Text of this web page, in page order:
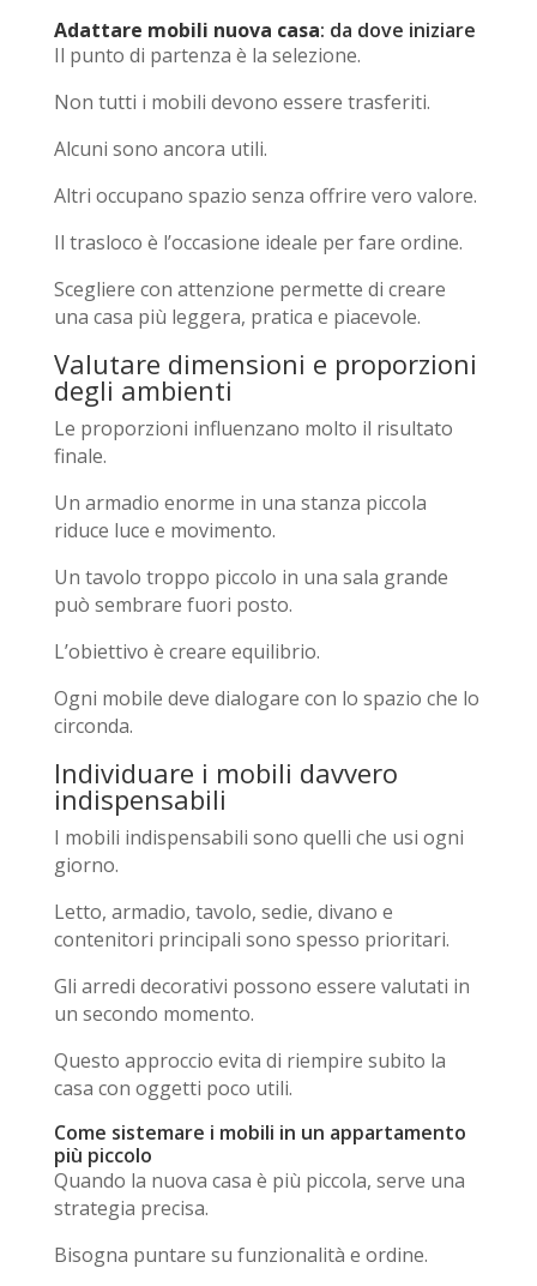
Adattare mobili nuova casa: da dove iniziare
Il punto di partenza è la selezione.
Non tutti i mobili devono essere trasferiti.
Alcuni sono ancora utili.
Altri occupano spazio senza offrire vero valore.
Il trasloco è l’occasione ideale per fare ordine.
Scegliere con attenzione permette di creare
una casa più leggera, pratica e piacevole.
Valutare dimensioni e proporzioni
degli ambienti
Le proporzioni influenzano molto il risultato
finale.
Un armadio enorme in una stanza piccola
riduce luce e movimento.
Un tavolo troppo piccolo in una sala grande
può sembrare fuori posto.
L’obiettivo è creare equilibrio.
Ogni mobile deve dialogare con lo spazio che lo
circonda.
Individuare i mobili davvero
indispensabili
I mobili indispensabili sono quelli che usi ogni
giorno.
Letto, armadio, tavolo, sedie, divano e
contenitori principali sono spesso prioritari.
Gli arredi decorativi possono essere valutati in
un secondo momento.
Questo approccio evita di riempire subito la
casa con oggetti poco utili.
Come sistemare i mobili in un appartamento
più piccolo
Quando la nuova casa è più piccola, serve una
strategia precisa.
Bisogna puntare su funzionalità e ordine.